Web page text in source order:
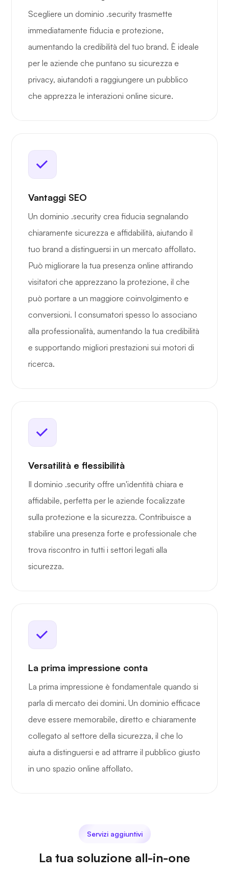
Scegliere un dominio .security trasmette
immediatamente fiducia e protezione,
aumentando la credibilità del tuo brand. È ideale
per le aziende che puntano su sicurezza e
privacy, aiutandoti a raggiungere un pubblico
che apprezza le interazioni online sicure.
Vantaggi SEO
Un dominio .security crea fiducia segnalando
chiaramente sicurezza e affidabilità, aiutando il
tuo brand a distinguersi in un mercato affollato.
Può migliorare la tua presenza online attirando
visitatori che apprezzano la protezione, il che
può portare a un maggiore coinvolgimento e
conversioni. I consumatori spesso lo associano
alla professionalità, aumentando la tua credibilità
e supportando migliori prestazioni sui motori di
ricerca.
Versatilità e flessibilità
Il dominio .security offre un'identità chiara e
affidabile, perfetta per le aziende focalizzate
sulla protezione e la sicurezza. Contribuisce a
stabilire una presenza forte e professionale che
trova riscontro in tutti i settori legati alla
sicurezza.
La prima impressione conta
La prima impressione è fondamentale quando si
parla di mercato dei domini. Un dominio efficace
deve essere memorabile, diretto e chiaramente
collegato al settore della sicurezza, il che lo
aiuta a distinguersi e ad attrarre il pubblico giusto
in uno spazio online affollato.
Servizi aggiuntivi
La tua soluzione all-in-one